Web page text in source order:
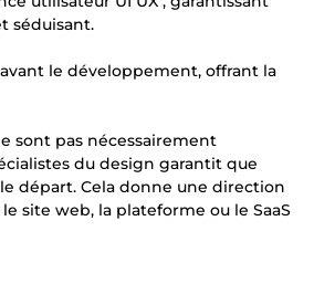
séduisant.
le développement, offrant la
sont pas nécessairement
du design garantit que
départ. Cela donne une direction
site web, la plateforme ou le SaaS